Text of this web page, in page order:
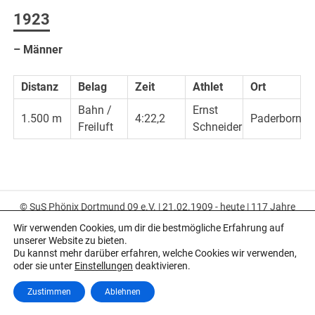
1923
– Männer
Distanz Belag Zeit Athlet Ort
1.500 m
Bahn /
Freiluft
4:22,2
Ernst
Schneider
Paderborn
© SuS Phönix Dortmund 09 e.V. | 21.02.1909 - heute | 117 Jahre
Leidenschaft
Wir verwenden Cookies, um dir die bestmögliche Erfahrung auf
unserer Website zu bieten.
Du kannst mehr darüber erfahren, welche Cookies wir verwenden,
oder sie unter Einstellungen deaktivieren.
Zustimmen Ablehnen